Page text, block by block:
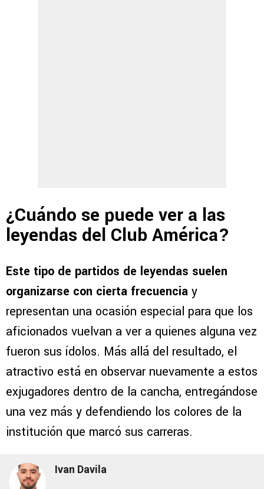
¿Cuándo se puede ver a las
leyendas del Club América?
Este tipo de partidos de leyendas suelen
organizarse con cierta frecuencia y
representan una ocasión especial para que los
aficionados vuelvan a ver a quienes alguna vez
fueron sus ídolos. Más allá del resultado, el
atractivo está en observar nuevamente a estos
exjugadores dentro de la cancha, entregándose
una vez más y defendiendo los colores de la
institución que marcó sus carreras.
Ivan Davila